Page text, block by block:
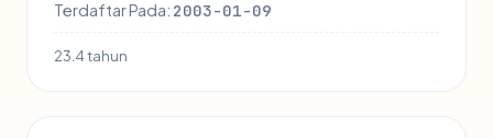
Terdaftar Pada: 2003-01-09
23.4 tahun